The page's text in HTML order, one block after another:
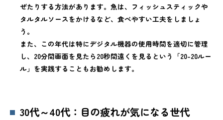
ぜたりする方法があります。魚は、フィッシュスティックや
タルタルソースをかけるなど、食べやすい工夫をしましょ
う。
また、この年代は特にデジタル機器の使用時間を適切に管理
し、20分間画面を見たら20秒間遠くを見るという「20-20ルー
ル」を実践することもお勧めします。
30代～40代：目の疲れが気になる世代